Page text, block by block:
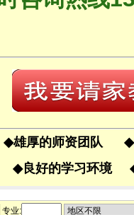
◆雄厚的师资团队 ◆
◆良好的学习环境
专业: